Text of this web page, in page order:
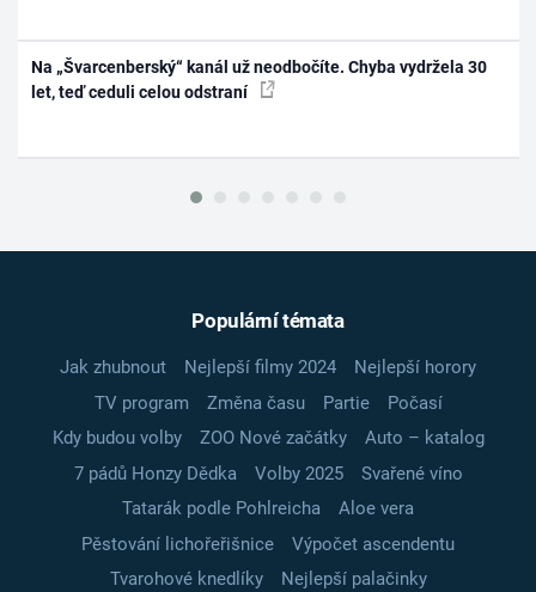
Na „Švarcenberský“ kanál už neodbočíte. Chyba vydržela 30
let, teď ceduli celou odstraní
Populární témata
Jak zhubnout Nejlepší filmy 2024
Nejlepší horory
TV program
Změna času Partie
Počasí
Kdy budou volby
ZOO Nové začátky
Auto – katalog
7 pádů Honzy Dědka
Volby 2025
Svařené víno
Tatarák podle Pohlreicha
Aloe vera
Pěstování lichořeřišnice
Výpočet ascendentu
Tvarohové knedlíky
Nejlepší palačinky